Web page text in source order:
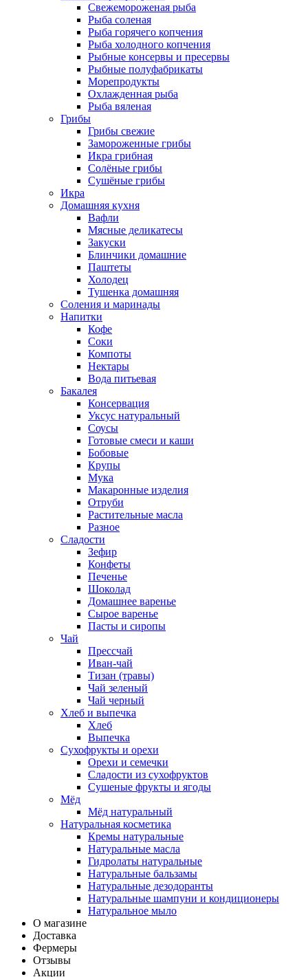
Свежемороженая рыба
Рыба соленая
Рыба горячего копчения
Рыба холодного копчения
Рыбные консервы и пресервы
Рыбные полуфабрикаты
Морепродукты
Охлажденная рыба
Рыба вяленая
Грибы
Грибы свежие
Замороженные грибы
Икра грибная
Солёные грибы
Сушёные грибы
Икра
Домашняя кухня
Вафли
Мясные деликатесы
Закуски
Блинчики домашние
Паштеты
Холодец
Тушенка домашняя
Соления и маринады
Напитки
Кофе
Соки
Компоты
Нектары
Вода питьевая
Бакалея
Консервация
Уксус натуральный
Соусы
Готовые смеси и каши
Бобовые
Крупы
Мука
Макаронные изделия
Отруби
Растительные масла
Разное
Сладости
Зефир
Конфеты
Печенье
Шоколад
Домашнее варенье
Сырое варенье
Пасты и сиропы
Чай
Прессчай
Иван-чай
Тизан (травы)
Чай зеленый
Чай черный
Хлеб и выпечка
Хлеб
Выпечка
Сухофрукты и орехи
Орехи и семечки
Сладости из сухофруктов
Сушеные фрукты и ягоды
Мёд
Мёд натуральный
Натуральная косметика
Кремы натуральные
Натуральные масла
Гидролаты натуральные
Натуральные бальзамы
Натуральные дезодоранты
Натуральные шампуни и кондиционеры
Натуральное мыло
О магазине
Доставка
Фермеры
Отзывы
Акции